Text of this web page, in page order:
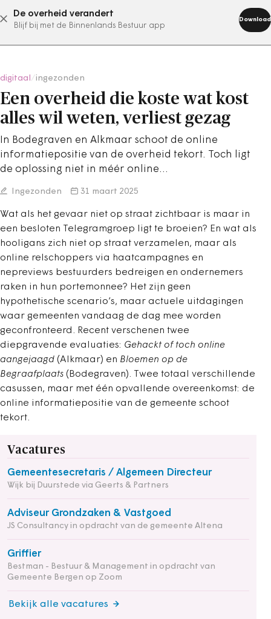
De overheid verandert
Blijf bij met de Binnenlands Bestuur app
Download
abonneer nu
digitaal ingezonden
Een overheid die koste wat kost
alles wil weten, verliest gezag
In Bodegraven en Alkmaar schoot de online
informatiepositie van de overheid tekort. Toch ligt
de oplossing niet in méér online…
Ingezonden 31 maart 2025
Wat als het gevaar niet op straat zichtbaar is maar in
een besloten Telegramgroep ligt te broeien? En wat als
hooligans zich niet op straat verzamelen, maar als
online relschoppers via haatcampagnes en
nepreviews bestuurders bedreigen en ondernemers
raken in hun portemonnee? Het zijn geen
hypothetische scenario’s, maar actuele uitdagingen
waar gemeenten vandaag de dag mee worden
geconfronteerd. Recent verschenen twee
diepgravende evaluaties: Gehackt of toch online
aangejaagd (Alkmaar) en Bloemen op de
Begraafplaats (Bodegraven). Twee totaal verschillende
casussen, maar met één opvallende overeenkomst: de
online informatiepositie van de gemeente schoot
tekort.
Vacatures
Gemeentesecretaris / Algemeen Directeur
Wijk bij Duurstede via Geerts & Partners
Adviseur Grondzaken & Vastgoed
JS Consultancy in opdracht van de gemeente Altena
Griffier
Bestman - Bestuur & Management in opdracht van
Gemeente Bergen op Zoom
Bekijk alle vacatures